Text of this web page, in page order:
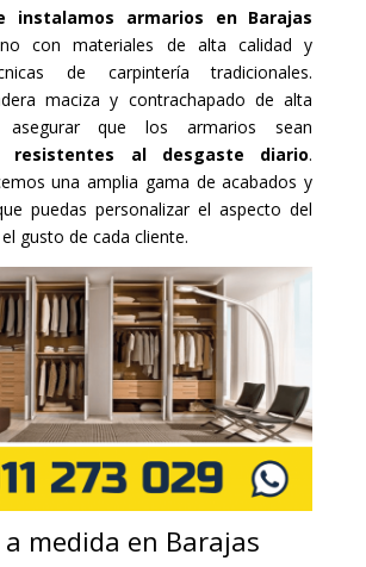
instalamos armarios en Barajas
con materiales de alta calidad y
de carpintería tradicionales.
maciza y contrachapado de alta
asegurar que los armarios sean
resistentes al desgaste diario.
una amplia gama de acabados y
puedas personalizar el aspecto del
gusto de cada cliente.
medida en Barajas